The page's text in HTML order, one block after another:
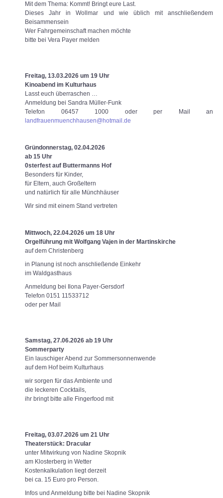
Mit dem Thema: Kommt! Bringt eure Last.
Dieses Jahr in Wollmar und wie üblich mit anschließendem
Beisammensein
Wer Fahrgemeinschaft machen möchte
bitte bei Vera Payer melden
Freitag, 13.03.2026 um 19 Uhr
Kinoabend im Kulturhaus
Lasst euch überraschen …
Anmeldung bei Sandra Müller-Funk
Telefon 06457 1000 oder per Mail an
landfrauenmuenchhausen@hotmail.de
Gründonnerstag, 02.04.2026
ab 15 Uhr
0sterfest auf Buttermanns Hof
Besonders für Kinder,
für Eltern, auch Großeltern
und natürlich für alle Münchhäuser
Wir sind mit einem Stand vertreten
Mittwoch, 22.04.2026 um 18 Uhr
Orgelführung mit Wolfgang Vajen in der Martinskirche
auf dem Christenberg
in Planung ist noch anschließende Einkehr
im Waldgasthaus
Anmeldung bei Ilona Payer-Gersdorf
Telefon 0151 11533712
oder per Mail
Samstag, 27.06.2026 ab 19 Uhr
Sommerparty
Ein lauschiger Abend zur Sommersonnenwende
auf dem Hof beim Kulturhaus
wir sorgen für das Ambiente und
die leckeren Cocktails,
ihr bringt bitte alle Fingerfood mit
Freitag, 03.07.2026 um 21 Uhr
Theaterstück: Dracular
unter Mitwirkung von Nadine Skopnik
am Klosterberg in Wetter
Kostenkalkulation liegt derzeit
bei ca. 15 Euro pro Person.
Infos und Anmeldung bitte bei Nadine Skopnik